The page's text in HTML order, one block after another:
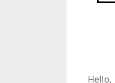
Hello,